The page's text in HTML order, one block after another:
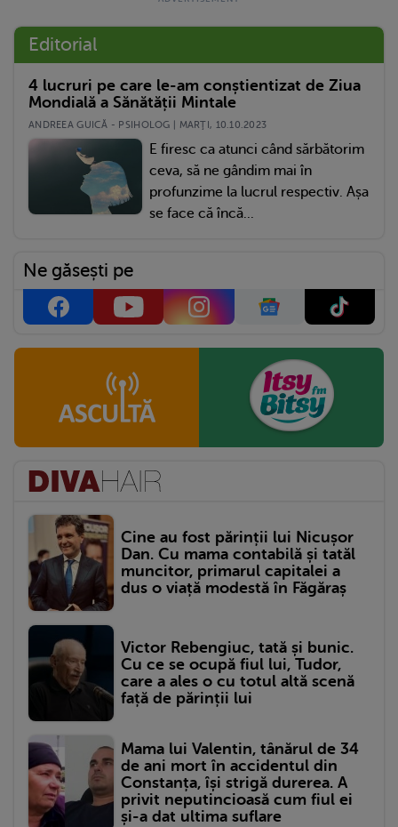
Editorial
4 lucruri pe care le-am conștientizat de Ziua
Mondială a Sănătății Mintale
ANDREEA GUICĂ - PSIHOLOG | MARŢI, 10.10.2023
E firesc ca atunci când sărbătorim
ceva, să ne gândim mai în
profunzime la lucrul respectiv. Așa
se face că încă...
Ne găsești pe
Cine au fost părinții lui Nicușor
Dan. Cu mama contabilă și tatăl
muncitor, primarul capitalei a
dus o viață modestă în Făgăraș
Victor Rebengiuc, tată și bunic.
Cu ce se ocupă fiul lui, Tudor,
care a ales o cu totul altă scenă
față de părinții lui
Mama lui Valentin, tânărul de 34
de ani mort în accidentul din
Constanța, își strigă durerea. A
privit neputincioasă cum fiul ei
și-a dat ultima suflare